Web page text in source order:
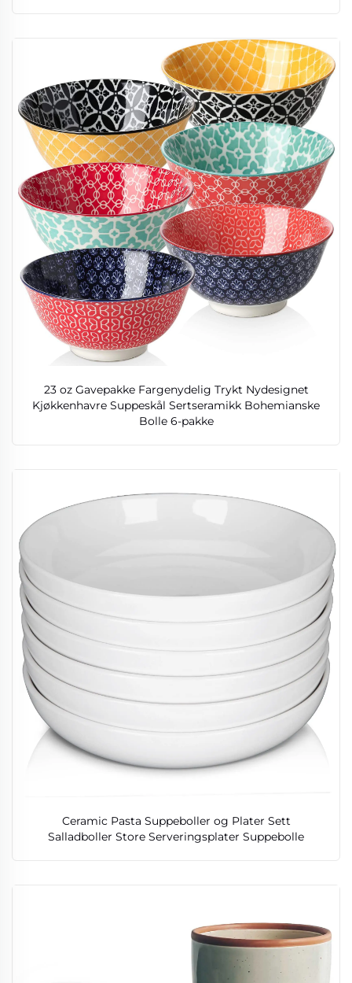
23 oz Gavepakke Fargenydelig Trykt Nydesignet
Kjøkkenhavre Suppeskål Sertseramikk Bohemianske
Bolle 6-pakke
Ceramic Pasta Suppeboller og Plater Sett
Salladboller Store Serveringsplater Suppebolle